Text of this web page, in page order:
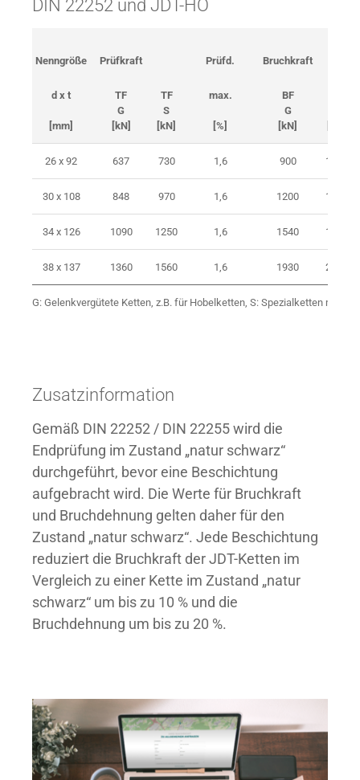
DIN 22252 und JDT-HO
G: Gelenkvergütete Ketten, z.B. für Hobelketten, S: Spezialketten mit
Nenngröße Prüfkraft Prüfd. Bruchkraft
d x t
[mm]
TF
G
[kN]
TF
S
[kN]
max.
[%]
BF
G
[kN]
26 x 92 637 730 1,6 900 1050
30 x 108 848 970 1,6 1200 1400
34 x 126 1090 1250 1,6 1540 1800
38 x 137 1360 1560 1,6 1930 2250
Zusatzinformation
Gemäß DIN 22252 / DIN 22255 wird die
Endprüfung im Zustand „natur schwarz“
durchgeführt, bevor eine Beschichtung
aufgebracht wird. Die Werte für Bruchkraft
und Bruchdehnung gelten daher für den
Zustand „natur schwarz“. Jede Beschichtung
reduziert die Bruchkraft der JDT-Ketten im
Vergleich zu einer Kette im Zustand „natur
schwarz“ um bis zu 10 % und die
Bruchdehnung um bis zu 20 %.